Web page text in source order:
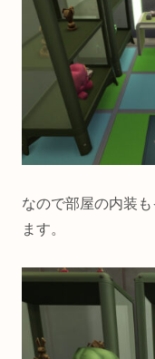
なので部屋の内装
ます。